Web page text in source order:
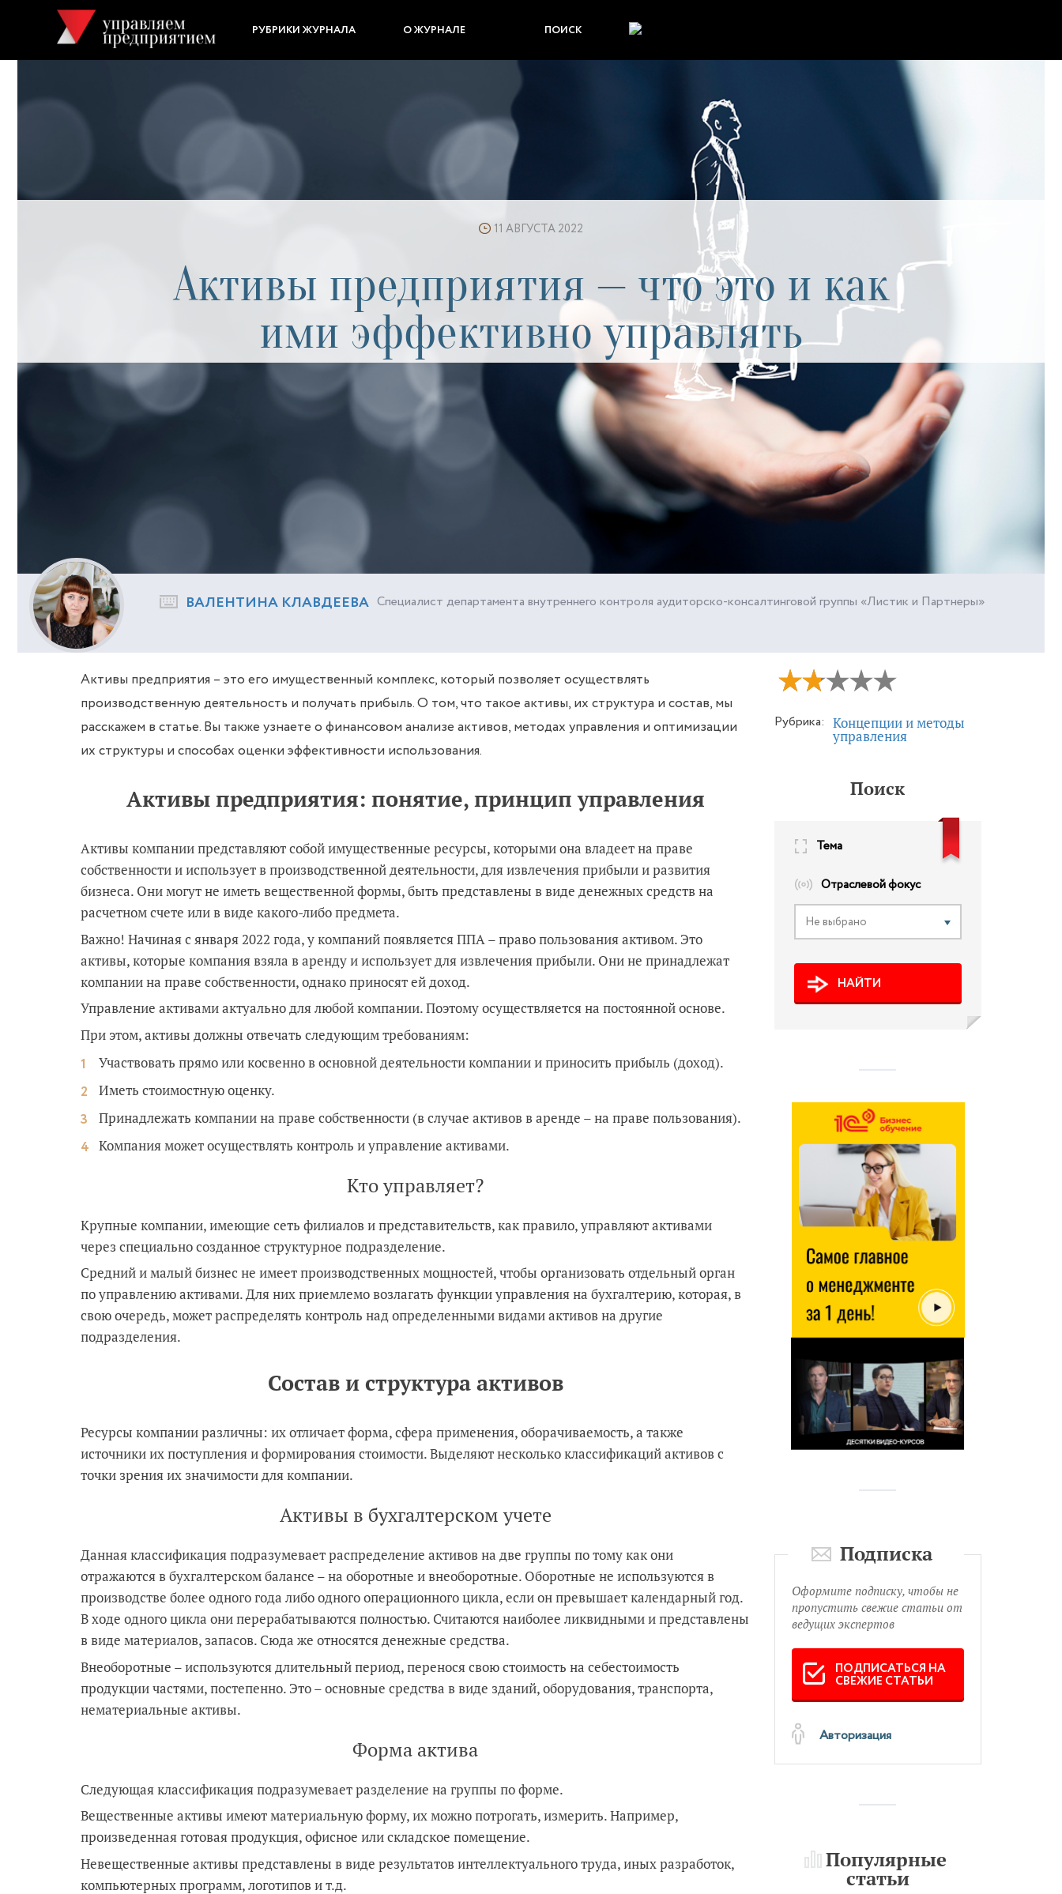
РУБРИКИ ЖУРНАЛА О ЖУРНАЛЕ ПОИСК
11 АВГУСТА 2022
Активы предприятия — что это и как
ими эффективно управлять
ВАЛЕНТИНА КЛАВДЕЕВА Специалист департамента внутреннего контроля аудиторско-консалтинговой группы «Листик и Партнеры»
Активы предприятия – это его имущественный комплекс, который позволяет осуществлять
производственную деятельность и получать прибыль. О том, что такое активы, их структура и состав, мы
расскажем в статье. Вы также узнаете о финансовом анализе активов, методах управления и оптимизации
их структуры и способах оценки эффективности использования.
Активы предприятия: понятие, принцип управления
Активы компании представляют собой имущественные ресурсы, которыми она владеет на праве
собственности и использует в производственной деятельности, для извлечения прибыли и развития
бизнеса. Они могут не иметь вещественной формы, быть представлены в виде денежных средств на
расчетном счете или в виде какого-либо предмета.
Важно! Начиная с января 2022 года, у компаний появляется ППА – право пользования активом. Это
активы, которые компания взяла в аренду и использует для извлечения прибыли. Они не принадлежат
компании на праве собственности, однако приносят ей доход.
Управление активами актуально для любой компании. Поэтому осуществляется на постоянной основе.
При этом, активы должны отвечать следующим требованиям:
Участвовать прямо или косвенно в основной деятельности компании и приносить прибыль (доход).
Иметь стоимостную оценку.
Принадлежать компании на праве собственности (в случае активов в аренде – на праве пользования).
Компания может осуществлять контроль и управление активами.
Кто управляет?
Крупные компании, имеющие сеть филиалов и представительств, как правило, управляют активами
через специально созданное структурное подразделение.
Средний и малый бизнес не имеет производственных мощностей, чтобы организовать отдельный орган
по управлению активами. Для них приемлемо возлагать функции управления на бухгалтерию, которая, в
свою очередь, может распределять контроль над определенными видами активов на другие
подразделения.
Состав и структура активов
Ресурсы компании различны: их отличает форма, сфера применения, оборачиваемость, а также
источники их поступления и формирования стоимости. Выделяют несколько классификаций активов с
точки зрения их значимости для компании.
Активы в бухгалтерском учете
Данная классификация подразумевает распределение активов на две группы по тому как они
отражаются в бухгалтерском балансе – на оборотные и внеоборотные. Оборотные не используются в
производстве более одного года либо одного операционного цикла, если он превышает календарный год.
В ходе одного цикла они перерабатываются полностью. Считаются наиболее ликвидными и представлены
в виде материалов, запасов. Сюда же относятся денежные средства.
Внеоборотные – используются длительный период, перенося свою стоимость на себестоимость
продукции частями, постепенно. Это – основные средства в виде зданий, оборудования, транспорта,
нематериальные активы.
Форма актива
Следующая классификация подразумевает разделение на группы по форме.
Вещественные активы имеют материальную форму, их можно потрогать, измерить. Например,
произведенная готовая продукция, офисное или складское помещение.
Невещественные активы представлены в виде результатов интеллектуального труда, иных разработок,
компьютерных программ, логотипов и т.д.
Рубрика: Концепции и методы
управления
Поиск
Тема
Отраслевой фокус
Не выбрано
НАЙТИ
Подписка
Оформите подписку, чтобы не
пропустить свежие статьи от
ведущих экспертов
ПОДПИСАТЬСЯ НА
СВЕЖИЕ СТАТЬИ
Авторизация
Популярные
статьи